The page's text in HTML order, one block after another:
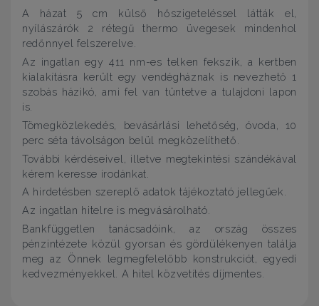
A házat 5 cm külső hőszigeteléssel látták el,
nyílászárók 2 rétegű thermo üvegesek mindenhol
redőnnyel felszerelve.
Az ingatlan egy 411 nm-es telken fekszik, a kertben
kialakításra került egy vendégháznak is nevezhető 1
szobás házikó, ami fel van tüntetve a tulajdoni lapon
is.
Tömegközlekedés, bevásárlási lehetőség, óvoda, 10
perc séta távolságon belül megközelíthető.
További kérdéseivel, illetve megtekintési szándékával
kérem keresse irodánkat.
A hirdetésben szereplő adatok tájékoztató jellegűek.
Az ingatlan hitelre is megvásárolható.
Bankfüggetlen tanácsadóink, az ország összes
pénzintézete közül gyorsan és gördülékenyen találja
meg az Önnek legmegfelelőbb konstrukciót, egyedi
kedvezményekkel. A hitel közvetítés díjmentes.